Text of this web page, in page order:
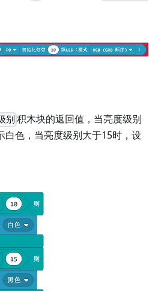
别 积木块的返回值，当亮度级别
白色，当亮度级别大于15时，设